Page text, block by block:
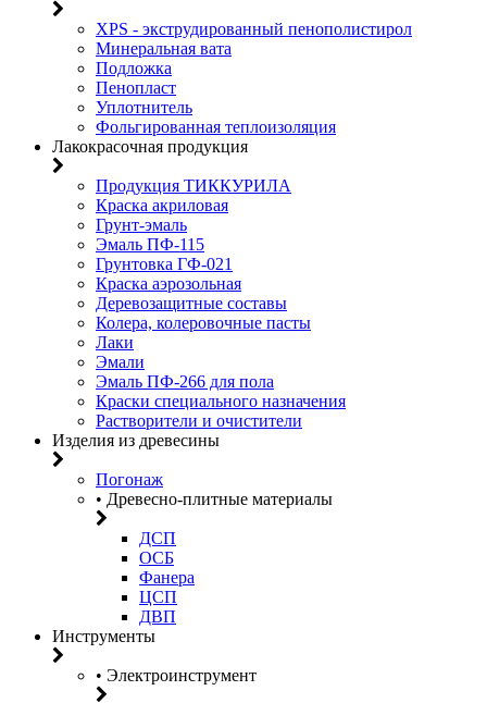
XPS - экструдированный пенополистирол
Минеральная вата
Подложка
Пенопласт
Уплотнитель
Фольгированная теплоизоляция
Лакокрасочная продукция
Продукция ТИККУРИЛА
Краска акриловая
Грунт-эмаль
Эмаль ПФ-115
Грунтовка ГФ-021
Краска аэрозольная
Деревозащитные составы
Колера, колеровочные пасты
Лаки
Эмали
Эмаль ПФ-266 для пола
Краски специального назначения
Растворители и очистители
Изделия из древесины
Погонаж
• Древесно-плитные материалы
ДСП
ОСБ
Фанера
ЦСП
ДВП
Инструменты
• Электроинструмент